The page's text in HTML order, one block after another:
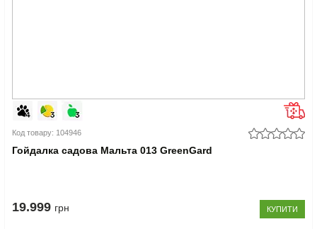
Код товару: 104946
Гойдалка садова Мальта 013 GreenGard
19.999 грн КУПИТИ